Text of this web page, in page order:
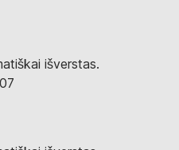
išverstas.